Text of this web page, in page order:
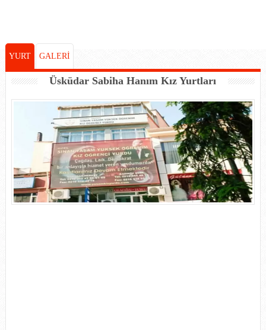
YURT GALERİ
Üsküdar Sabiha Hanım Kız Yurtları